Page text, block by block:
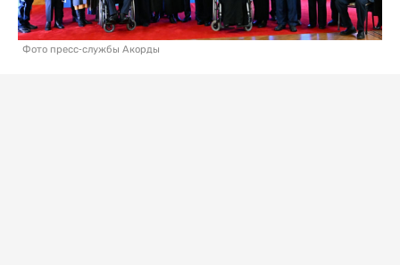
Фото пресс-службы Акорды